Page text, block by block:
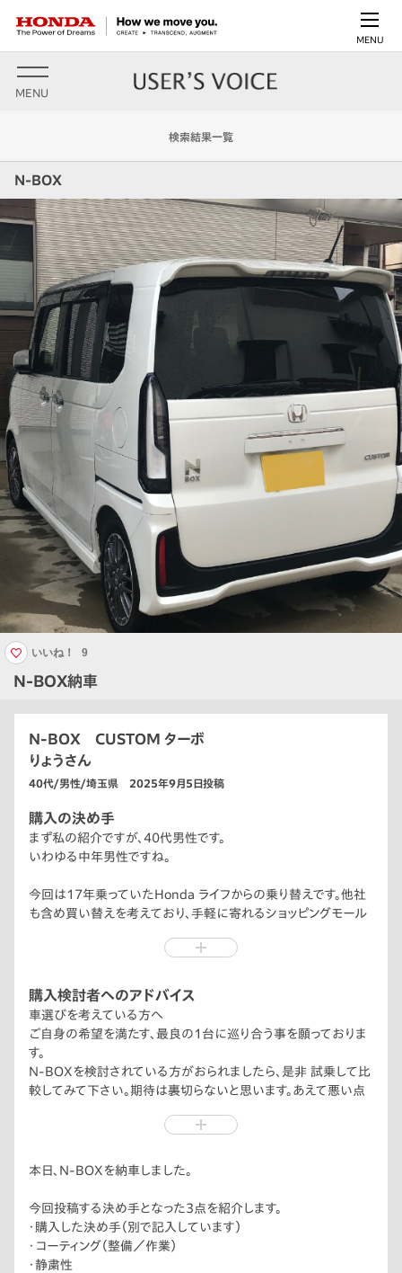
MENU
MENU
検索結果一覧
N-BOX
N-BOX納車
いいね！ 9
N-BOX CUSTOM ターボ
りょうさん
40代/男性/埼玉県 2025年9月5日投稿
購入の決め手
まず私の紹介ですが、40代男性です。
いわゆる中年男性ですね。
今回は17年乗っていたHonda ライフからの乗り替えです。他社
も含め買い替えを考えており、手軽に寄れるショッピングモール
対応をして下さった気さくな男性営業スタッフの対応が良く、購
入する事にしました。値段交渉は苦手ですが、納得のいく内容を
即座に出して頂けた事も決め手でした。
不安はありましたが結果、大正解でした。
ナンス等は近くの店舗とする旨を伝えていました。また、17年も
れでいて、見下している感じではなく、親戚の叔父？お兄さん？の
様な親近感です。営業上手いなぁ、と感心しました。もちろん良い
意味ですよ。
購入検討者へのアドバイス
車選びを考えている方へ
ご自身の希望を満たす、最良の1台に巡り合う事を願っておりま
す。
N-BOXを検討されている方がおられましたら、是非 試乗して比
較してみて下さい。期待は裏切らないと思います。あえて悪い点
本日、N-BOXを納車しました。
今回投稿する決め手となった3点を紹介します。
・購入した決め手（別で記入しています）
・コーティング（整備／作業）
・静粛性